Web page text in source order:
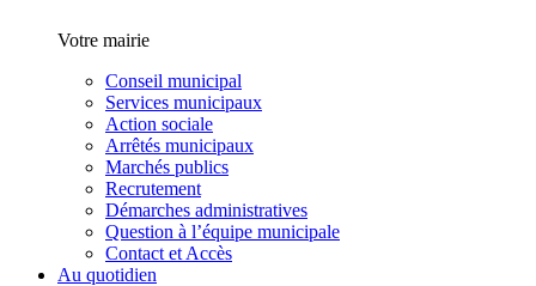
Votre mairie
Conseil municipal
Services municipaux
Action sociale
Arrêtés municipaux
Marchés publics
Recrutement
Démarches administratives
Question à l’équipe municipale
Contact et Accès
Au quotidien